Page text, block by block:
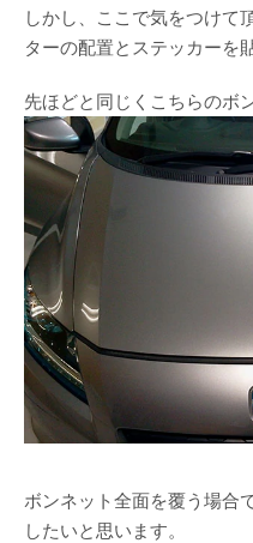
しかし、ここで気をつけて
ターの配置とステッカーを
先ほどと同じくこちらのボ
ボンネット全面を覆う場合
したいと思います。